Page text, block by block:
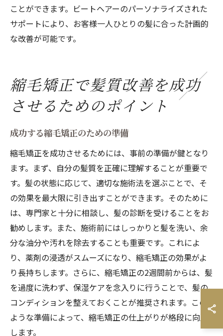
ことができます。ビートヘアーのパーソナライズされた
サポートにより、お客様一人ひとりの髪に合った計画的
な改善が可能です。
縮毛矯正で髪質改善を成功
させるためのポイント
成功する縮毛矯正のための準備
縮毛矯正を成功させるためには、事前の準備が鍵となり
ます。まず、自分の髪質を正確に理解することが重要で
す。髪の状態に応じて、適切な施術法を選ぶことで、そ
の効果を最大限に引き出すことができます。そのために
は、専門家と十分に相談し、髪の診断を受けることをお
勧めします。また、施術前にはしっかりと髪を洗い、余
分な油分や汚れを除去することも重要です。これによ
り、薬剤の浸透がスムーズになり、縮毛矯正の効果がよ
り長持ちします。さらに、縮毛矯正の2週間前からは、髪
を過度に洗わず、保湿ケアを念入りに行うことで、髪の
コンディションを整えておくことが推奨されます。この
ような準備によって、縮毛矯正の仕上がりが格段に向上
します。